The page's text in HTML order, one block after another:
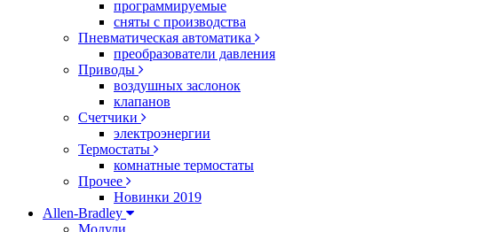
программируемые
сняты с производства
Пневматическая автоматика
преобразователи давления
Приводы
воздушных заслонок
клапанов
Счетчики
электроэнергии
Термостаты
комнатные термостаты
Прочее
Новинки 2019
Allen-Bradley
Модули